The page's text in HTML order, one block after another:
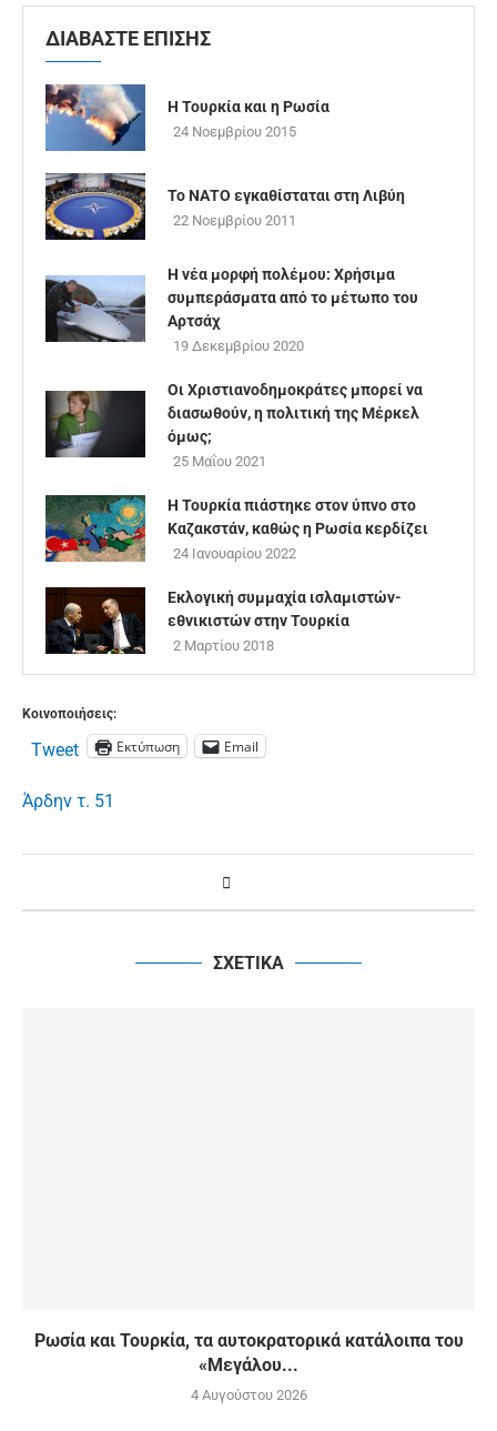
ΔΙΑΒΑΣΤΕ ΕΠΙΣΗΣ
Η Τουρκία και η Ρωσία
24 Νοεμβρίου 2015
Το ΝΑΤΟ εγκαθίσταται στη Λιβύη
22 Νοεμβρίου 2011
H νέα μορφή πολέμου: Χρήσιμα
συμπεράσματα από το μέτωπο του
Αρτσάχ
19 Δεκεμβρίου 2020
Οι Χριστιανοδημοκράτες μπορεί να
διασωθούν, η πολιτική της Μέρκελ
όμως;
25 Μαΐου 2021
Η Τουρκία πιάστηκε στον ύπνο στο
Καζακστάν, καθώς η Ρωσία κερδίζει
24 Ιανουαρίου 2022
Εκλογική συμμαχία ισλαμιστών-
εθνικιστών στην Τουρκία
2 Μαρτίου 2018
Κοινοποιήσεις:
Tweet Εκτύπωση Email
Άρδην τ. 51
ΣΧΕΤΙΚΑ
Ρωσία και Τουρκία, τα αυτοκρατορικά κατάλοιπα του
«Μεγάλου...
4 Αυγούστου 2026